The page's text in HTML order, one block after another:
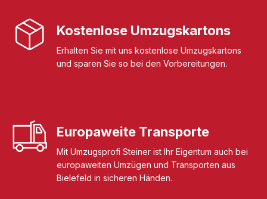
Kostenlose Umzugskartons
Erhalten Sie mit uns kostenlose Umzugskartons
und sparen Sie so bei den Vorbereitungen.
Europaweite Transporte
Mit Umzugsprofi Steiner ist Ihr Eigentum auch bei
europaweiten Umzügen und Transporten aus
Bielefeld in sicheren Händen.